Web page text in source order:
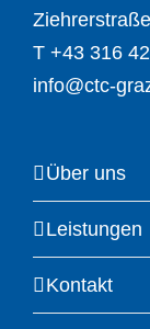
T +43 316
info@ctc-
Über uns
Leistungen
Kontakt